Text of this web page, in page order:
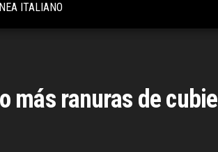
ITALIANO
más ranuras de